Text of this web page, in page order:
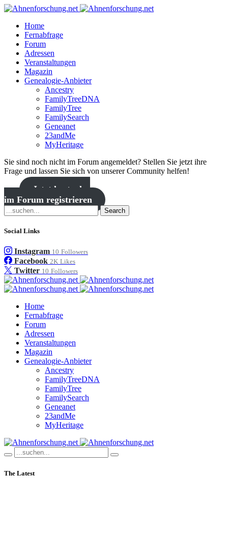
Home
Fernabfrage
Forum
Adressen
Veranstaltungen
Magazin
Genealogie-Anbieter
Ancestry
FamilyTreeDNA
FamilyTree
FamilySearch
Geneanet
23andMe
MyHeritage
Sie sind noch nicht im Forum angemeldet? Stellen Sie jetzt ihre
Frage und lassen Sie sich von unserer Community helfen!
Jetzt kostenlos
im Forum registrieren
Search
Social Links
Instagram 10 Followers
Facebook 2K Likes
Twitter 10 Followers
Home
Fernabfrage
Forum
Adressen
Veranstaltungen
Magazin
Genealogie-Anbieter
Ancestry
FamilyTreeDNA
FamilyTree
FamilySearch
Geneanet
23andMe
MyHeritage
The Latest